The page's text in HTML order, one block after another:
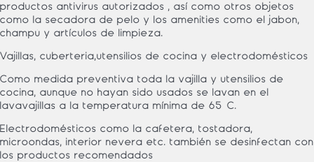
productos antivirus autorizados , así como otros objetos
como la secadora de pelo y los amenities como el jabón,
champú y artículos de limpieza.
Vajillas, cuberteria,utensilios de cocina y electrodomésticos
Como medida preventiva toda la vajilla y utensilios de
cocina, aunque no hayan sido usados se lavan en el
lavavajillas a la temperatura mínima de 65ºC.
Electrodomésticos como la cafetera, tostadora,
microondas, interior nevera etc. también se desinfectan con
los productos recomendados